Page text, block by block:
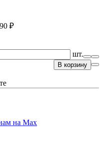
₽
шт.
В корзину
на Max